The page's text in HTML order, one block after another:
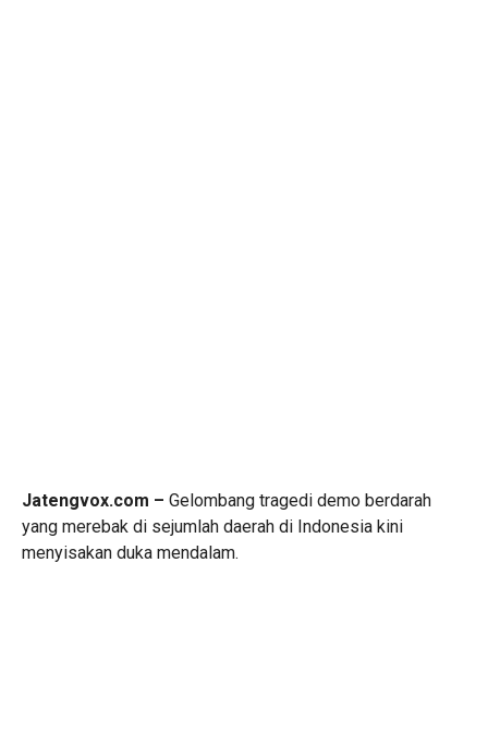
Jatengvox.com – Gelombang tragedi demo berdarah
yang merebak di sejumlah daerah di Indonesia kini
menyisakan duka mendalam.